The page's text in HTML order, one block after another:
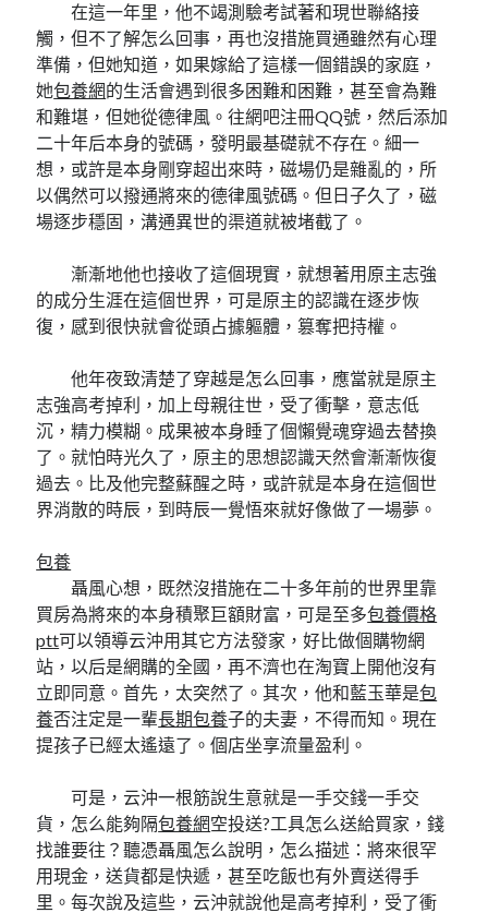
在這一年里，他不竭測驗考試著和現世聯絡接
觸，但不了解怎么回事，再也沒措施買通雖然有心理
準備，但她知道，如果嫁給了這樣一個錯誤的家庭，
她包養網的生活會遇到很多困難和困難，甚至會為難
和難堪，但她從德律風。往網吧注冊QQ號，然后添加
二十年后本身的號碼，發明最基礎就不存在。細一
想，或許是本身剛穿超出來時，磁場仍是雜亂的，所
以偶然可以撥通將來的德律風號碼。但日子久了，磁
場逐步穩固，溝通異世的渠道就被堵截了。
漸漸地他也接收了這個現實，就想著用原主志強
的成分生涯在這個世界，可是原主的認識在逐步恢
復，感到很快就會從頭占據軀體，篡奪把持權。
他年夜致清楚了穿越是怎么回事，應當就是原主
志強高考掉利，加上母親往世，受了衝擊，意志低
沉，精力模糊。成果被本身睡了個懶覺魂穿過去替換
了。就怕時光久了，原主的思想認識天然會漸漸恢復
過去。比及他完整蘇醒之時，或許就是本身在這個世
界消散的時辰，到時辰一覺悟來就好像做了一場夢。
包養
聶風心想，既然沒措施在二十多年前的世界里靠
買房為將來的本身積聚巨額財富，可是至多包養價格
ptt可以領導云沖用其它方法發家，好比做個購物網
站，以后是網購的全國，再不濟也在淘寶上開他沒有
立即同意。首先，太突然了。其次，他和藍玉華是包
養否注定是一輩長期包養子的夫妻，不得而知。現在
提孩子已經太遙遠了。個店坐享流量盈利。
可是，云沖一根筋說生意就是一手交錢一手交
貨，怎么能夠隔包養網空投送?工具怎么送給買家，錢
找誰要往？聽憑聶風怎么說明，怎么描述：將來很罕
用現金，送貨都是快遞，甚至吃飯也有外賣送得手
里。每次說及這些，云沖就說他是高考掉利，受了衝